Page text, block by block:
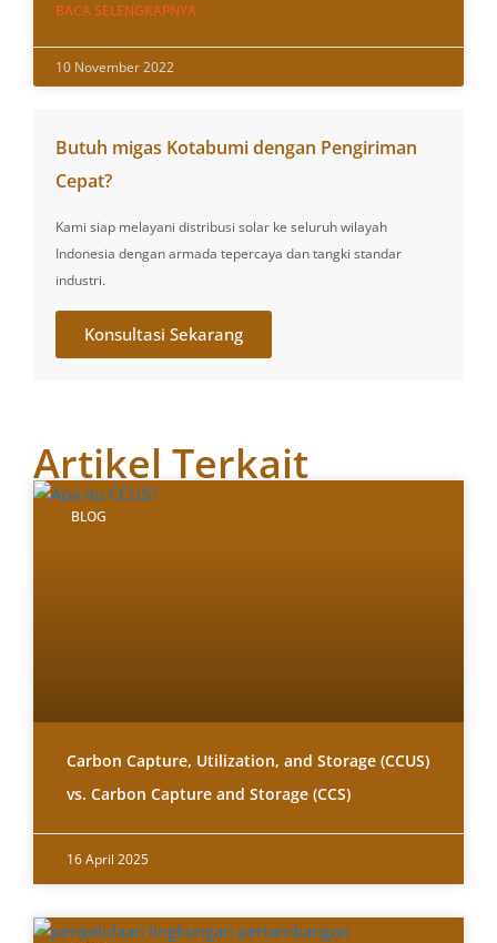
BACA SELENGKAPNYA
10 November 2022
Butuh migas Kotabumi dengan Pengiriman
Cepat?
Kami siap melayani distribusi solar ke seluruh wilayah
Indonesia dengan armada tepercaya dan tangki standar
industri.
Konsultasi Sekarang
Artikel Terkait
BLOG
Carbon Capture, Utilization, and Storage (CCUS)
vs. Carbon Capture and Storage (CCS)
16 April 2025